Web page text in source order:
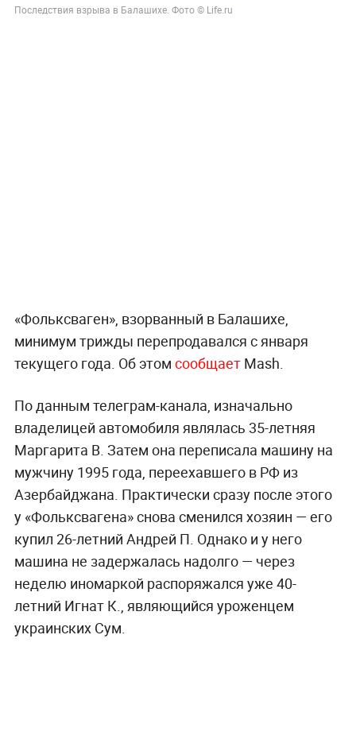
Последствия взрыва в Балашихе. Фото © Life.ru
«Фольксваген», взорванный в Балашихе,
минимум трижды перепродавался с января
текущего года. Об этом сообщаетMash.
По данным телеграм-канала, изначально
владелицей автомобиля являлась 35-летняя
Маргарита В. Затем она переписала машину на
мужчину 1995 года, переехавшего в РФ из
Азербайджана. Практически сразу после этого
у «Фольксвагена» снова сменился хозяин — его
купил 26-летний Андрей П. Однако и у него
машина не задержалась надолго — через
неделю иномаркой распоряжался уже 40-
летний Игнат К., являющийся уроженцем
украинских Сум.